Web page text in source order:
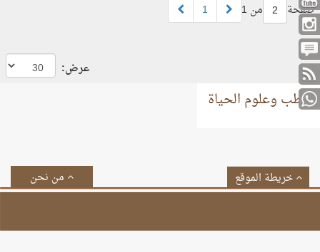
صفحة 2 من 1 1
عرض:
الطب وعلوم الحياة
من نحن خريطة الموقع